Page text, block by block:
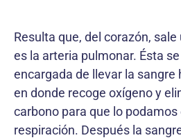
Resulta que, del corazón,
es la arteria pulmonar. Ésta
encargada de llevar la sangre
en donde recoge oxígeno y
carbono para que lo podamos
respiración. Después la